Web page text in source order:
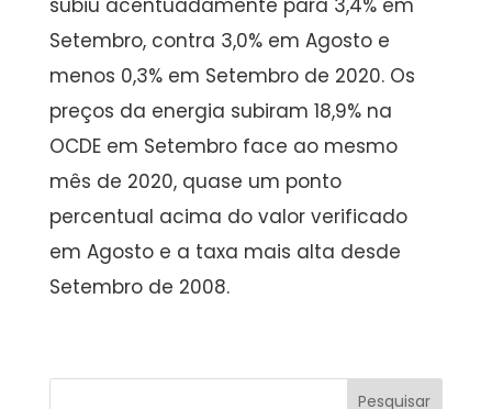
subiu acentuadamente para 3,4% em
Setembro, contra 3,0% em Agosto e
menos 0,3% em Setembro de 2020. Os
preços da energia subiram 18,9% na
OCDE em Setembro face ao mesmo
mês de 2020, quase um ponto
percentual acima do valor verificado
em Agosto e a taxa mais alta desde
Setembro de 2008.